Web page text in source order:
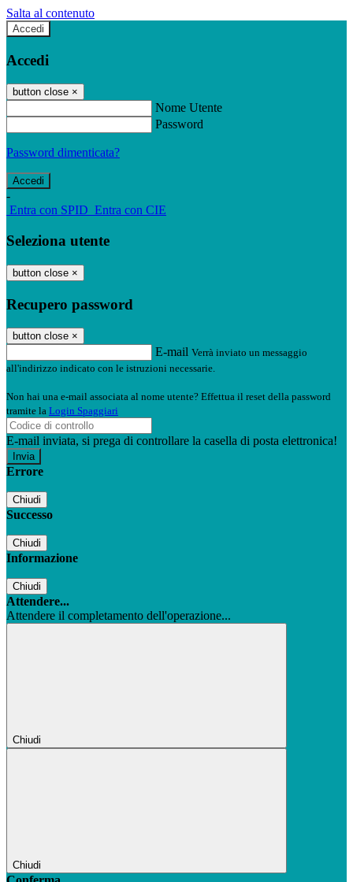
Salta al contenuto
Accedi
Accedi
button close ×
Nome Utente
Password
Password dimenticata?
-
Entra con SPID Entra con CIE
Seleziona utente
button close ×
Recupero password
button close ×
E-mail Verrà inviato un messaggio
all'indirizzo indicato con le istruzioni necessarie.
Non hai una e-mail associata al nome utente? Effettua il reset della password
tramite la Login Spaggiari
E-mail inviata, si prega di controllare la casella di posta elettronica!
Errore
Chiudi
Successo
Chiudi
Informazione
Chiudi
Attendere...
Attendere il completamento dell'operazione...
Chiudi
Chiudi